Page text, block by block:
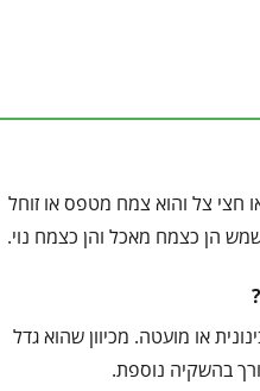
חצי צל והוא צמח מטפס או זוחל
הן כצמח מאכל והן כצמח נוי.
או מועטה. מכיוון שהוא גדל
בהשקיה נוספת.